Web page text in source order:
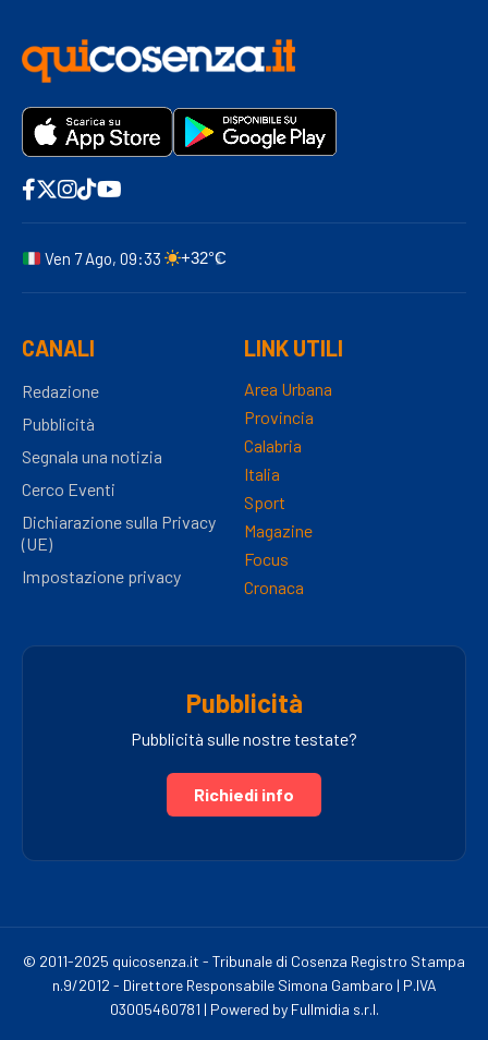
Ven 7 Ago, 09:33 +32°C
CANALI
Redazione
Pubblicità
Segnala una notizia
Cerco Eventi
Dichiarazione sulla Privacy
(UE)
Impostazione privacy
LINK UTILI
Area Urbana
Provincia
Calabria
Italia
Sport
Magazine
Focus
Cronaca
Pubblicità
Pubblicità sulle nostre testate?
Richiedi info
© 2011-2025 quicosenza.it - Tribunale di Cosenza Registro Stampa
n.9/2012 - Direttore Responsabile Simona Gambaro | P.IVA
03005460781 | Powered by Fullmidia s.r.l.